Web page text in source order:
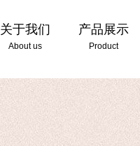
关于我们
About us
产品展示
Product